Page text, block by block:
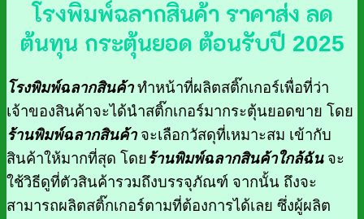
โรงพิมพ์ฉลากสินค้า ราคาส่ง ลด
ต้นทุน กระตุ้นยอด ต้อนรับปี 2025
โรงพิมพ์ฉลากสินค้าทำหน้าที่ผลิตสติ๊กเกอร์เพื่อที่ว่า
เจ้าของสินค้าจะได้นำสติ๊กเกอร์มากระตุ้นยอดขาย โดย
ร้านพิมพ์ฉลากสินค้า จะเลือกวัสดุที่เหมาะสม เข้ากับ
สินค้าให้มากที่สุด โดยร้านพิมพ์ฉลากสินค้าใกล้ฉัน จะ
ใช้วิธีดูที่ตัวสินค้ารวมถึงบรรจุภัณฑ์ จากนั้น ถึงจะ
สามารถผลิตสติ๊กเกอร์ตามที่ต้องการได้เลย ซึ่งผู้ผลิต